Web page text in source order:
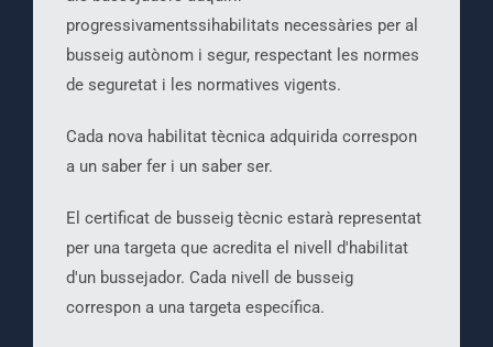
progressivamentssihabilitats necessàries per al
busseig autònom i segur, respectant les normes
de seguretat i les normatives vigents.
Cada nova habilitat tècnica adquirida correspon
a un saber fer i un saber ser.
El certificat de busseig tècnic estarà representat
per una targeta que acredita el nivell d'habilitat
d'un bussejador. Cada nivell de busseig
correspon a una targeta específica.